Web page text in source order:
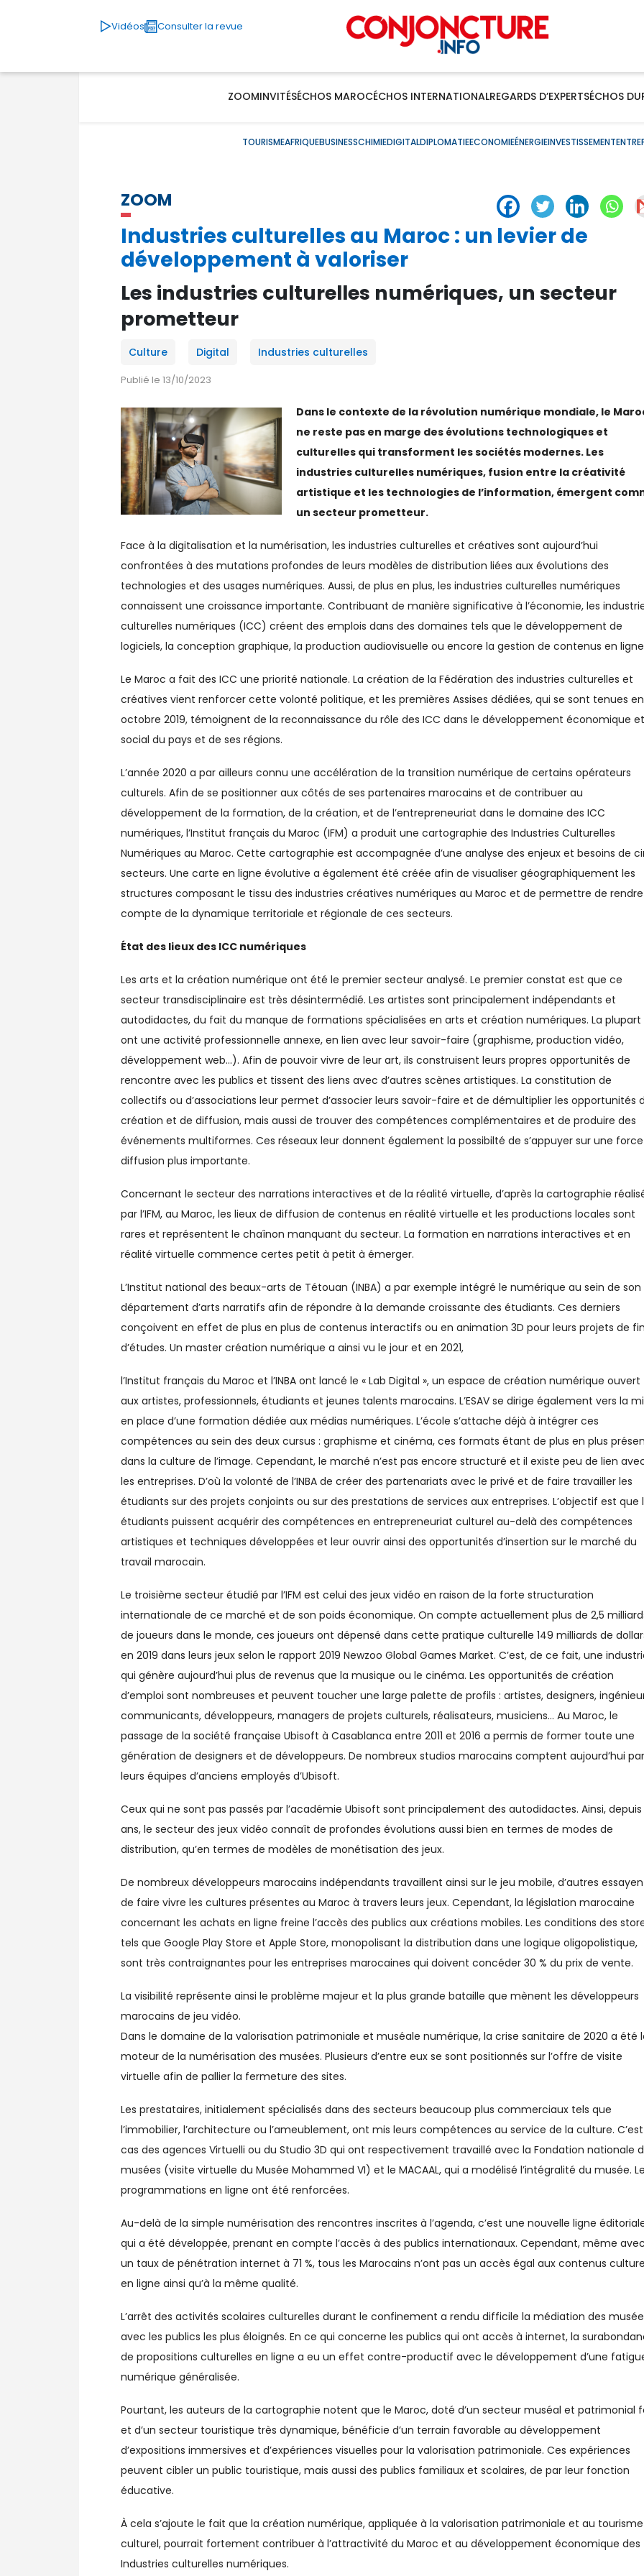
Vidéos Consulter la revue
ZOOMINVITÉSÉCHOS MAROCÉCHOS INTERNATIONALREGARDS D’EXPERTSÉCHOS
TOURISMEAFRIQUEBUSINESSCHIMIEDIGITALDIPLOMATIEECONOMIEÉNERGIEINVESTISSEMENT
ZOOM
Industries culturelles au Maroc : un levier de
développement à valoriser
Les industries culturelles numériques, un secteur
prometteur
Culture Digital Industries culturelles
Publié le 13/10/2023
Dans le contexte de la révolution numérique mondiale, le
ne reste pas en marge des évolutions technologiques et
culturelles qui transforment les sociétés modernes. Les
industries culturelles numériques, fusion entre la créativité
artistique et les technologies de l’information, émergent
un secteur prometteur.
Face à la digitalisation et la numérisation, les industries culturelles et créatives sont aujourd’hui
confrontées à des mutations profondes de leurs modèles de distribution liées aux évolutions des
technologies et des usages numériques. Aussi, de plus en plus, les industries culturelles numériques
connaissent une croissance importante. Contribuant de manière significative à l’économie, les
culturelles numériques (ICC) créent des emplois dans des domaines tels que le développement de
logiciels, la conception graphique, la production audiovisuelle ou encore la gestion de contenus en
Le Maroc a fait des ICC une priorité nationale. La création de la Fédération des industries culturelles et
créatives vient renforcer cette volonté politique, et les premières Assises dédiées, qui se sont tenues en
octobre 2019, témoignent de la reconnaissance du rôle des ICC dans le développement économique et
social du pays et de ses régions.
L’année 2020 a par ailleurs connu une accélération de la transition numérique de certains opérateurs
culturels. Afin de se positionner aux côtés de ses partenaires marocains et de contribuer au
développement de la formation, de la création, et de l’entrepreneuriat dans le domaine des ICC
numériques, l’Institut français du Maroc (IFM) a produit une cartographie des Industries Culturelles
Numériques au Maroc. Cette cartographie est accompagnée d’une analyse des enjeux et besoins de
secteurs. Une carte en ligne évolutive a également été créée afin de visualiser géographiquement les
structures composant le tissu des industries créatives numériques au Maroc et de permettre de rendre
compte de la dynamique territoriale et régionale de ces secteurs.
État des lieux des ICC numériques
Les arts et la création numérique ont été le premier secteur analysé. Le premier constat est que ce
secteur transdisciplinaire est très désintermédié. Les artistes sont principalement indépendants et
autodidactes, du fait du manque de formations spécialisées en arts et création numériques. La plupart
ont une activité professionnelle annexe, en lien avec leur savoir-faire (graphisme, production vidéo,
développement web…). Afin de pouvoir vivre de leur art, ils construisent leurs propres opportunités de
rencontre avec les publics et tissent des liens avec d’autres scènes artistiques. La constitution de
collectifs ou d’associations leur permet d’associer leurs savoir-faire et de démultiplier les opportunités
création et de diffusion, mais aussi de trouver des compétences complémentaires et de produire des
événements multiformes. Ces réseaux leur donnent également la possibilté de s’appuyer sur une
diffusion plus importante.
Concernant le secteur des narrations interactives et de la réalité virtuelle, d’après la cartographie
par l’IFM, au Maroc, les lieux de diffusion de contenus en réalité virtuelle et les productions locales sont
rares et représentent le chaînon manquant du secteur. La formation en narrations interactives et en
réalité virtuelle commence certes petit à petit à émerger.
L’Institut national des beaux-arts de Tétouan (INBA) a par exemple intégré le numérique au sein de son
département d’arts narratifs afin de répondre à la demande croissante des étudiants. Ces derniers
conçoivent en effet de plus en plus de contenus interactifs ou en animation 3D pour leurs projets de fin
d’études. Un master création numérique a ainsi vu le jour et en 2021,
l’Institut français du Maroc et l’INBA ont lancé le « Lab Digital », un espace de création numérique ouvert
aux artistes, professionnels, étudiants et jeunes talents marocains. L’ESAV se dirige également vers la
en place d’une formation dédiée aux médias numériques. L’école s’attache déjà à intégrer ces
compétences au sein des deux cursus : graphisme et cinéma, ces formats étant de plus en plus
dans la culture de l’image. Cependant, le marché n’est pas encore structuré et il existe peu de lien
les entreprises. D’où la volonté de l’INBA de créer des partenariats avec le privé et de faire travailler les
étudiants sur des projets conjoints ou sur des prestations de services aux entreprises. L’objectif est que
étudiants puissent acquérir des compétences en entrepreneuriat culturel au-delà des compétences
artistiques et techniques développées et leur ouvrir ainsi des opportunités d’insertion sur le marché du
travail marocain.
Le troisième secteur étudié par l’IFM est celui des jeux vidéo en raison de la forte structuration
internationale de ce marché et de son poids économique. On compte actuellement plus de 2,5
de joueurs dans le monde, ces joueurs ont dépensé dans cette pratique culturelle 149 milliards de
en 2019 dans leurs jeux selon le rapport 2019 Newzoo Global Games Market. C’est, de ce fait, une
qui génère aujourd’hui plus de revenus que la musique ou le cinéma. Les opportunités de création
d’emploi sont nombreuses et peuvent toucher une large palette de profils : artistes, designers,
communicants, développeurs, managers de projets culturels, réalisateurs, musiciens… Au Maroc, le
passage de la société française Ubisoft à Casablanca entre 2011 et 2016 a permis de former toute une
génération de designers et de développeurs. De nombreux studios marocains comptent aujourd’hui
leurs équipes d’anciens employés d’Ubisoft.
Ceux qui ne sont pas passés par l’académie Ubisoft sont principalement des autodidactes. Ainsi, depuis
ans, le secteur des jeux vidéo connaît de profondes évolutions aussi bien en termes de modes de
distribution, qu’en termes de modèles de monétisation des jeux.
De nombreux développeurs marocains indépendants travaillent ainsi sur le jeu mobile, d’autres
de faire vivre les cultures présentes au Maroc à travers leurs jeux. Cependant, la législation marocaine
concernant les achats en ligne freine l’accès des publics aux créations mobiles. Les conditions des
tels que Google Play Store et Apple Store, monopolisant la distribution dans une logique oligopolistique,
sont très contraignantes pour les entreprises marocaines qui doivent concéder 30 % du prix de vente.
La visibilité représente ainsi le problème majeur et la plus grande bataille que mènent les développeurs
marocains de jeu vidéo.
Dans le domaine de la valorisation patrimoniale et muséale numérique, la crise sanitaire de 2020 a été
moteur de la numérisation des musées. Plusieurs d’entre eux se sont positionnés sur l’offre de visite
virtuelle afin de pallier la fermeture des sites.
Les prestataires, initialement spécialisés dans des secteurs beaucoup plus commerciaux tels que
l’immobilier, l’architecture ou l’ameublement, ont mis leurs compétences au service de la culture.
cas des agences Virtuelli ou du Studio 3D qui ont respectivement travaillé avec la Fondation nationale
musées (visite virtuelle du Musée Mohammed VI) et le MACAAL, qui a modélisé l’intégralité du musée.
programmations en ligne ont été renforcées.
Au-delà de la simple numérisation des rencontres inscrites à l’agenda, c’est une nouvelle ligne
qui a été développée, prenant en compte l’accès à des publics internationaux. Cependant, même avec
un taux de pénétration internet à 71 %, tous les Marocains n’ont pas un accès égal aux contenus
en ligne ainsi qu’à la même qualité.
L’arrêt des activités scolaires culturelles durant le confinement a rendu difficile la médiation des
avec les publics les plus éloignés. En ce qui concerne les publics qui ont accès à internet, la
de propositions culturelles en ligne a eu un effet contre-productif avec le développement d’une
numérique généralisée.
Pourtant, les auteurs de la cartographie notent que le Maroc, doté d’un secteur muséal et patrimonial
et d’un secteur touristique très dynamique, bénéficie d’un terrain favorable au développement
d’expositions immersives et d’expériences visuelles pour la valorisation patrimoniale. Ces expériences
peuvent cibler un public touristique, mais aussi des publics familiaux et scolaires, de par leur fonction
éducative.
À cela s’ajoute le fait que la création numérique, appliquée à la valorisation patrimoniale et au tourisme
culturel, pourrait fortement contribuer à l’attractivité du Maroc et au développement économique des
Industries culturelles numériques.